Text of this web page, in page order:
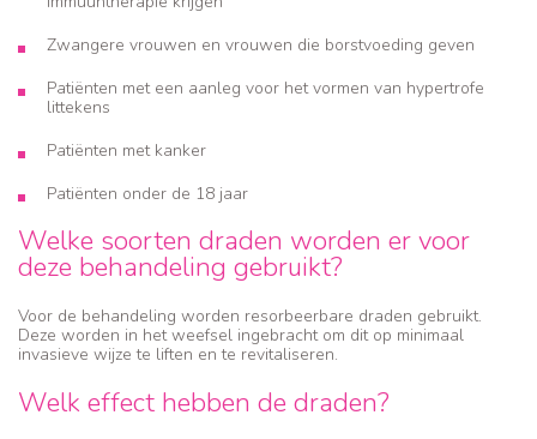
Zwangere vrouwen en vrouwen die borstvoeding geven
Patiënten met een aanleg voor het vormen van hypertrofe
littekens
Patiënten met kanker
Patiënten onder de 18 jaar
Welke soorten draden worden er voor
deze behandeling gebruikt?
Voor de behandeling worden resorbeerbare draden gebruikt.
Deze worden in het weefsel ingebracht om dit op minimaal
invasieve wijze te liften en te revitaliseren.
Welk effect hebben de draden?